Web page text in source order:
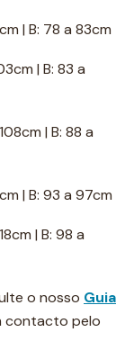
| B: 78 a 83cm
| B: 83 a
| B: 88 a
| B: 93 a 97cm
| B: 98 a
o nosso Guia
contacto pelo